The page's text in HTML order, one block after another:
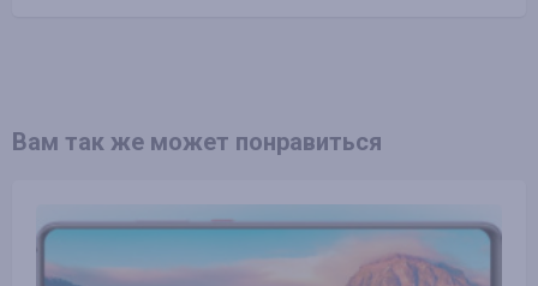
Вам так же может понравиться